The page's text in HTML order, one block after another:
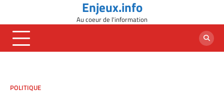
content
Enjeux.info
Au coeur de l'information
POLITIQUE